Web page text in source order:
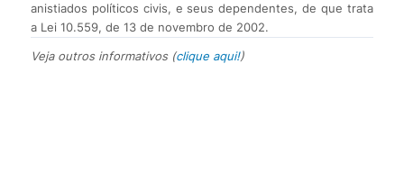
anistiados políticos civis, e seus dependentes, de que trata
a Lei 10.559, de 13 de novembro de 2002.
Veja outros informativos (clique aqui!)